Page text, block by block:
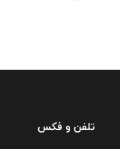
تلفن و فکس